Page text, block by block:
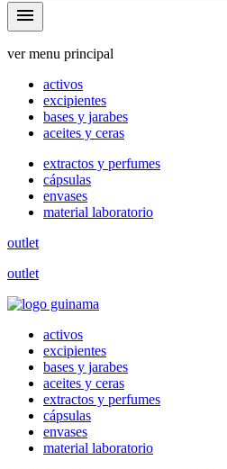
menu
ver menu principal
activos
excipientes
bases y jarabes
aceites y ceras
extractos y perfumes
cápsulas
envases
material laboratorio
outlet
outlet
activos
excipientes
bases y jarabes
aceites y ceras
extractos y perfumes
cápsulas
envases
material laboratorio